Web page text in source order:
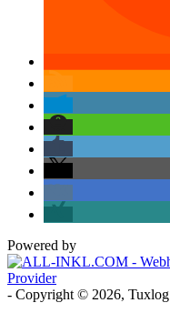
Powered by
- Copyright © 2026, Tuxlog